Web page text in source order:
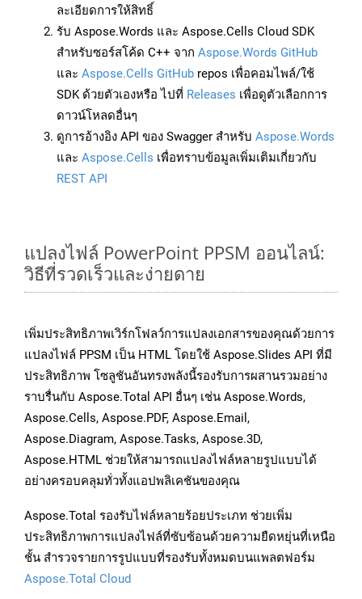
ละเอียดการให้สิทธิ์
รับ Aspose.Words และ Aspose.Cells Cloud SDK
สำหรับซอร์สโค้ด C++ จาก Aspose.Words GitHub
และ Aspose.Cells GitHub repos เพื่อคอมไพล์/ใช้
SDK ด้วยตัวเองหรือ ไปที่ Releases เพื่อดูตัวเลือกการ
ดาวน์โหลดอื่นๆ
ดูการอ้างอิง API ของ Swagger สำหรับ Aspose.Words
และ Aspose.Cells เพื่อทราบข้อมูลเพิ่มเติมเกี่ยวกับ
REST API
แปลงไฟล์ PowerPoint PPSM ออนไลน์:
วิธีที่รวดเร็วและง่ายดาย
เพิ่มประสิทธิภาพเวิร์กโฟลว์การแปลงเอกสารของคุณด้วยการ
แปลงไฟล์ PPSM เป็น HTML โดยใช้ Aspose.Slides API ที่มี
ประสิทธิภาพ โซลูชันอันทรงพลังนี้รองรับการผสานรวมอย่าง
ราบรื่นกับ Aspose.Total API อื่นๆ เช่น Aspose.Words,
Aspose.Cells, Aspose.PDF, Aspose.Email,
Aspose.Diagram, Aspose.Tasks, Aspose.3D,
Aspose.HTML ช่วยให้สามารถแปลงไฟล์หลายรูปแบบได้
อย่างครอบคลุมทั่วทั้งแอปพลิเคชันของคุณ
Aspose.Total รองรับไฟล์หลายร้อยประเภท ช่วยเพิ่ม
ประสิทธิภาพการแปลงไฟล์ที่ซับซ้อนด้วยความยืดหยุ่นที่เหนือ
ชั้น สำรวจรายการรูปแบบที่รองรับทั้งหมดบนแพลตฟอร์ม
Aspose.Total Cloud